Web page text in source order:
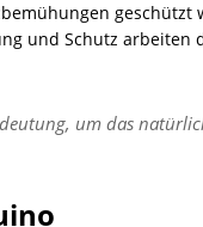
geschützt
und Schutz
um das